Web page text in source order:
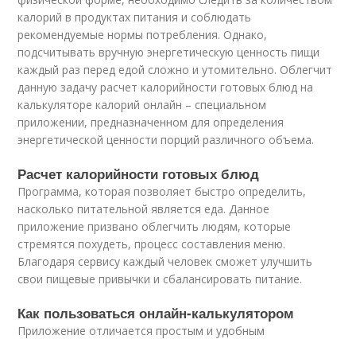
калорий в продуктах питания и соблюдать
рекомендуемые нормы потребления. Однако,
подсчитывать вручную энергетическую ценность пищи
каждый раз перед едой сложно и утомительно. Облегчит
данную задачу расчет калорийности готовых блюд на
калькуляторе калорий онлайн – специальном
приложении, предназначенном для определения
энергетической ценности порций различного объема.
Расчет калорийности готовых блюд
Программа, которая позволяет быстро определить,
насколько питательной является еда. Данное
приложение призвано облегчить людям, которые
стремятся похудеть, процесс составления меню.
Благодаря сервису каждый человек сможет улучшить
свои пищевые привычки и сбалансировать питание.
Как пользоваться онлайн-калькулятором
Приложение отличается простым и удобным